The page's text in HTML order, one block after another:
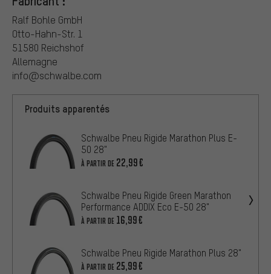
Ralf Bohle GmbH
Otto-Hahn-Str. 1
51580 Reichshof
Allemagne
info@schwalbe.com
Produits apparentés
Schwalbe Pneu Rigide Marathon Plus E-
50 28"
À PARTIR DE 22,99€
Schwalbe Pneu Rigide Green Marathon
Performance ADDIX Eco E-50 28"
À PARTIR DE 16,99€
Schwalbe Pneu Rigide Marathon Plus 28"
À PARTIR DE 25,99€